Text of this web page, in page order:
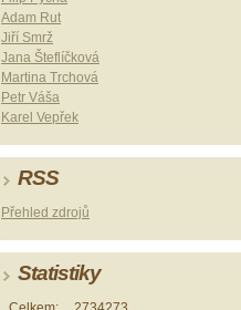
Adam Rut
Jiří Smrž
Jana Šteflíčková
Martina Trchová
Petr Váša
Karel Vepřek
RSS
Přehled zdrojů
Statistiky